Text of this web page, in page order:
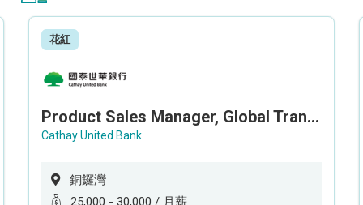
花紅
Product Sales Manager, Global Transaction Service (GTS)
Cathay United Bank
銅鑼灣
25,000 - 30,000 / 月薪